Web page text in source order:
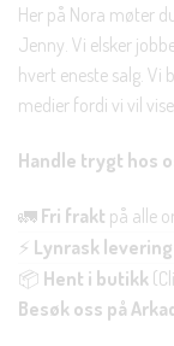
Her på Nora møter
Jenny. Vi elsker
hvert eneste salg. Vi
medier fordi vi vil
Handle trygt hos
🚛 Fri frakt på alle
⚡ Lynrask levering
📦 Hent i butikk
Besøk oss på